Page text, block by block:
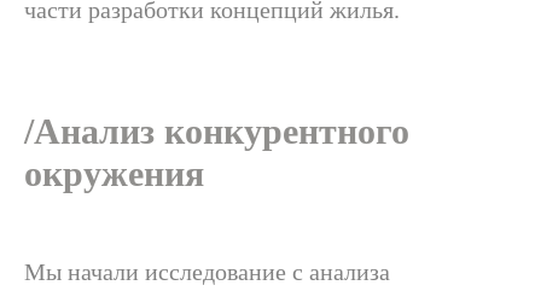
части разработки концепций жилья.
/Анализ конкурентного
окружения
Мы начали исследование с анализа